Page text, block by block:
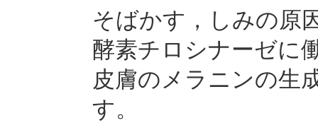
そばかす，しみの原
酵素チロシナーゼに
皮膚のメラニンの生
す。